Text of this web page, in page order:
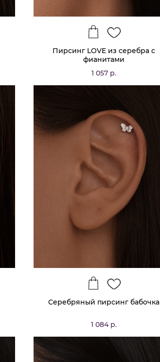
Пирсинг LOVE из серебра с
фианитами
1 057 р.
Серебряный пирсинг бабочка
1 084 р.